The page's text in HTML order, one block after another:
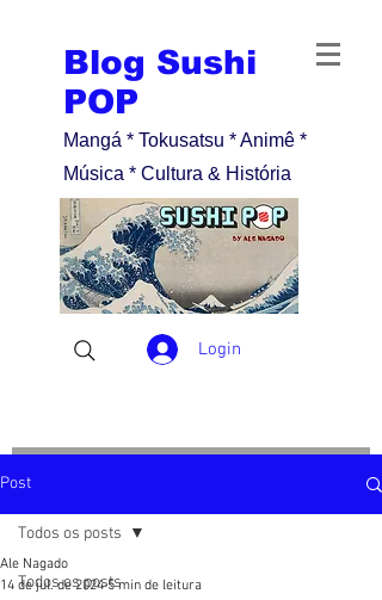
Blog Sushi
POP
Mangá * Tokusatsu * Animê *
Música * Cultura & História
Login
Post
Todos os posts
Todos os posts
Ale Nagado
14 de jul. de 2024 5 min de leitura